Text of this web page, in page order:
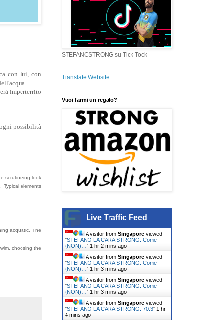
con lui, con
imperterrito
possibilità
scrutinizing look
Typical elements
acquatic. The
choosing the
STEFANOSTRONG su Tick Tock
Translate Website
Vuoi farmi un regalo?
Live Traffic Feed
A visitor from Singapore viewed
"STEFANO LA CARA STRONG: Come
(NON)… " 1 hr 2 mins ago
A visitor from Singapore viewed
"STEFANO LA CARA STRONG: Come
(NON)… " 1 hr 3 mins ago
A visitor from Singapore viewed
"STEFANO LA CARA STRONG: Come
(NON)… " 1 hr 3 mins ago
A visitor from Singapore viewed
"STEFANO LA CARA STRONG: 70.3" 1 hr
4 mins ago